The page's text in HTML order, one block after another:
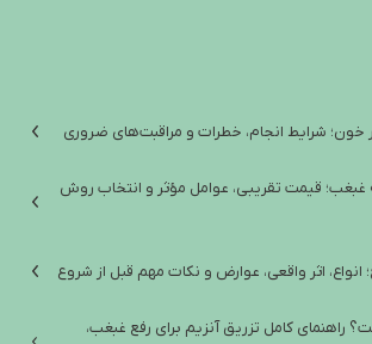
خون؛ شرایط انجام، خطرات و مراقبت‌های ضروری
غبغب؛ قیمت تقریبی، عوامل مؤثر و انتخاب روش
انواع، اثر واقعی، عوارض و نکات مهم قبل از شروع
راهنمای کامل تزریق آنزیم برای رفع غبغب،